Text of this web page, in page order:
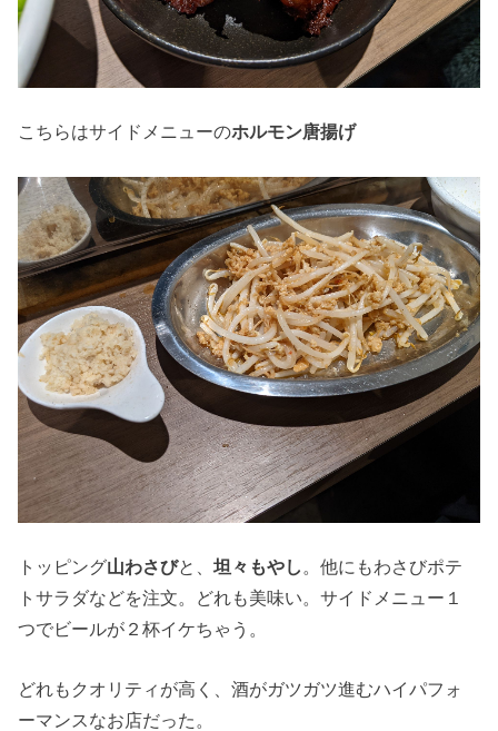
こちらはサイドメニューのホルモン唐揚げ
トッピング山わさびと、坦々もやし
。他にもわさびポテ
トサラダなどを注文。どれも美味い。サイドメニュー１
つでビールが２杯イケちゃう。
どれもクオリティが高く、酒がガツガツ進むハイパフォ
ーマンスなお店だった。